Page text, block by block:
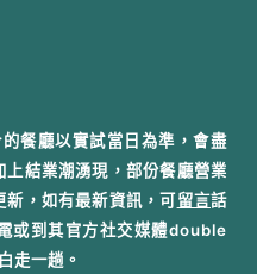
餐廳以實試當日為準，會盡
結業潮湧現，部份餐廳營業
新，如有最新資訊，可留言話
或到其官方社交媒體double
走一趟。